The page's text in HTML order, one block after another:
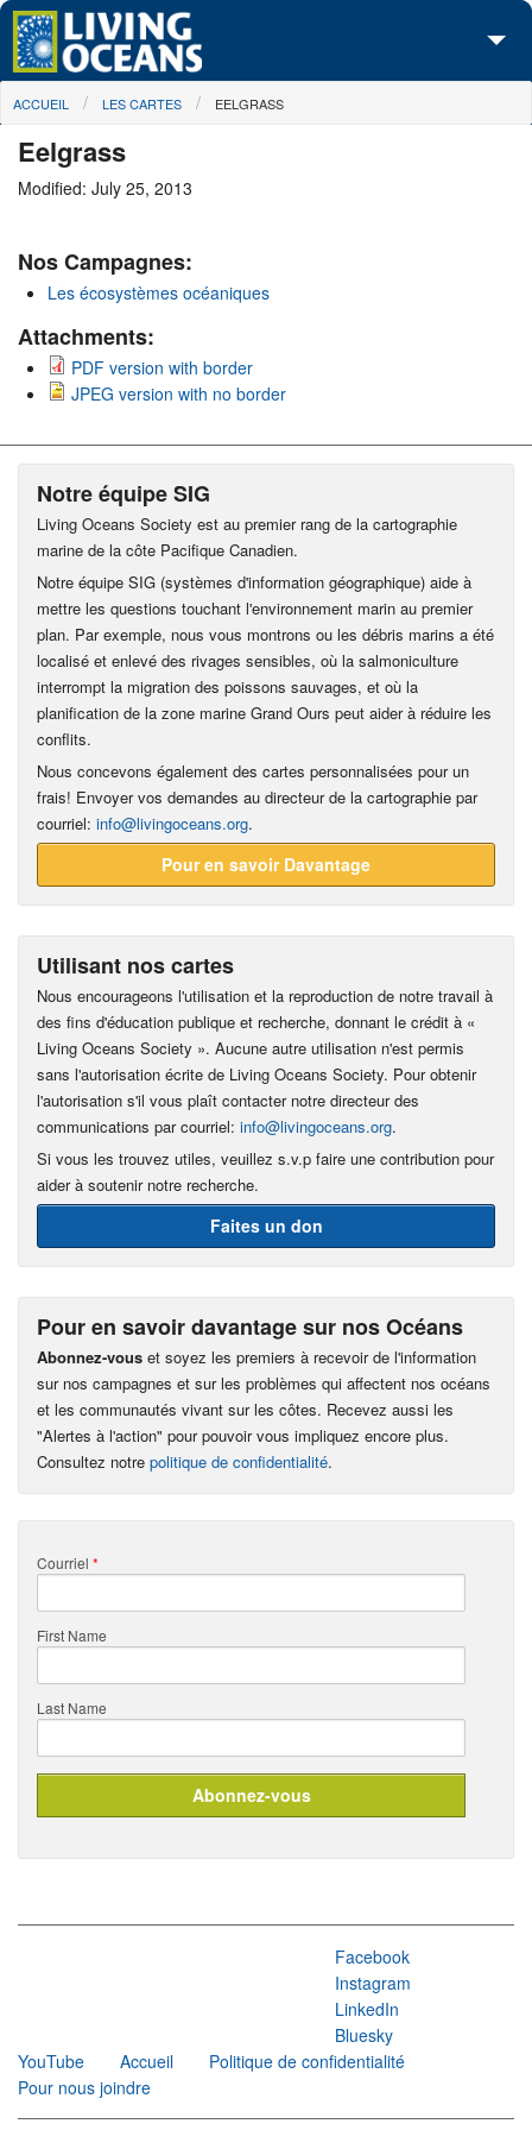
Skip to main content
À propos de nous
Nos campagnes
Les Cartes
You are here
ACCUEIL LES CARTES EELGRASS
Eelgrass
Modified: July 25, 2013
Nos Campagnes:
Les écosystèmes océaniques
Attachments:
PDF version with border
JPEG version with no border
Notre équipe SIG
Living Oceans Society est au premier rang de la cartographie
marine de la côte Pacifique Canadien.
Notre équipe SIG (systèmes d'information géographique) aide à
mettre les questions touchant l'environnement marin au premier
plan. Par exemple, nous vous montrons ou les débris marins a été
localisé et enlevé des rivages sensibles, où la salmoniculture
interrompt la migration des poissons sauvages, et où la
planification de la zone marine Grand Ours peut aider à réduire les
conflits.
Nous concevons également des cartes personnalisées pour un
frais! Envoyer vos demandes au directeur de la cartographie par
courriel: info@livingoceans.org.
Pour en savoir Davantage
Utilisant nos cartes
Nous encourageons l'utilisation et la reproduction de notre travail à
des fins d'éducation publique et recherche, donnant le crédit à «
Living Oceans Society ». Aucune autre utilisation n'est permis
sans l'autorisation écrite de Living Oceans Society. Pour obtenir
l'autorisation s'il vous plaît contacter notre directeur des
communications par courriel: info@livingoceans.org.
Si vous les trouvez utiles, veuillez s.v.p faire une contribution pour
aider à soutenir notre recherche.
Faites un don
Pour en savoir davantage sur nos Océans
Abonnez-vous et soyez les premiers à recevoir de l'information
sur nos campagnes et sur les problèmes qui affectent nos océans
et les communautés vivant sur les côtes. Recevez aussi les
"Alertes à l'action" pour pouvoir vous impliquez encore plus.
Consultez notre politique de confidentialité.
Courriel *
First Name
Last Name
Facebook
Instagram
LinkedIn
Bluesky
YouTube
Accueil
Politique de confidentialité
Pour nous joindre